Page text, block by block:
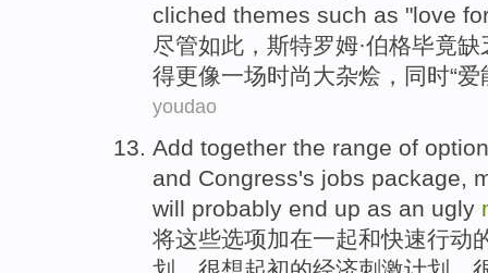
cliched themes such as "love
尽管如此 ，斯特罗姆·伯格毕竟缺
得更像一场时尚大杂烩 ， 同时“爱
youdao
Add together the range of
and Congress's jobs package ,
will probably end up as an ugly
将这些选项加在一起和快速行动